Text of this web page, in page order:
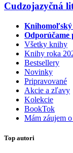
Cudzojazyčná
Knihomoľský
Odporúčame
Všetky knihy
Knihy roka
Bestsellery
Novinky
Pripravované
Akcie a zľavy
Kolekcie
BookTok
Mám záujem
Top autori